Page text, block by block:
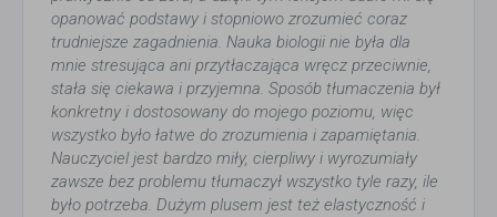
opanować podstawy i stopniowo zrozumieć coraz
trudniejsze zagadnienia. Nauka biologii nie była dla
mnie stresująca ani przytłaczająca wręcz przeciwnie,
stała się ciekawa i przyjemna. Sposób tłumaczenia był
konkretny i dostosowany do mojego poziomu, więc
wszystko było łatwe do zrozumienia i zapamiętania.
Nauczyciel jest bardzo miły, cierpliwy i wyrozumiały
zawsze bez problemu tłumaczył wszystko tyle razy, ile
było potrzeba. Dużym plusem jest też elastyczność i